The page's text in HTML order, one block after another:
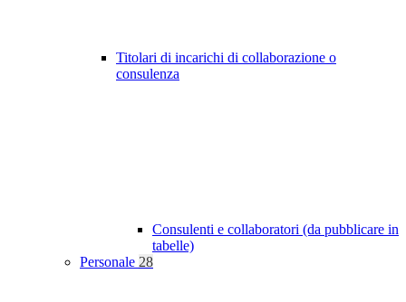
Titolari di incarichi di collaborazione o
consulenza
Consulenti e collaboratori (da pubblicare in
tabelle)
Personale 28